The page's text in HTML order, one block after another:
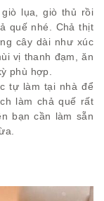
lụa, giò thủ rồi
quế nhé. Chả thịt
cây dài như xúc
vị thanh đạm, ăn
phù hợp.
tự làm tại nhà để
làm chả quế rất
bạn cần làm sẵn